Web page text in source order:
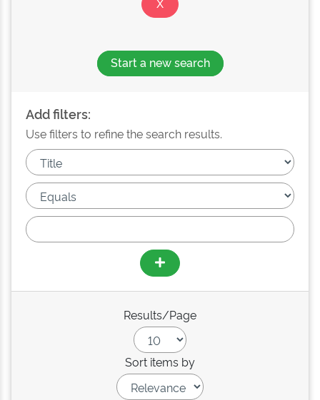
Start a new search
Add filters:
Use filters to refine the search results.
Results/Page
Sort items by